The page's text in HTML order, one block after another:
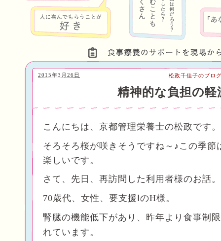
精神的な負担の軽
2015年3月26日 松政千佳子のブロ
こんにちは、京都管理栄養士の松政です。
そろそろ桜が咲きそうですね～♪ この季節
楽しいです。
さて、先日、再訪問した利用者様のお話。
70歳代、女性、要支援ⅠのH様。
腎臓の機能低下があり、昨年より食事制
れています。